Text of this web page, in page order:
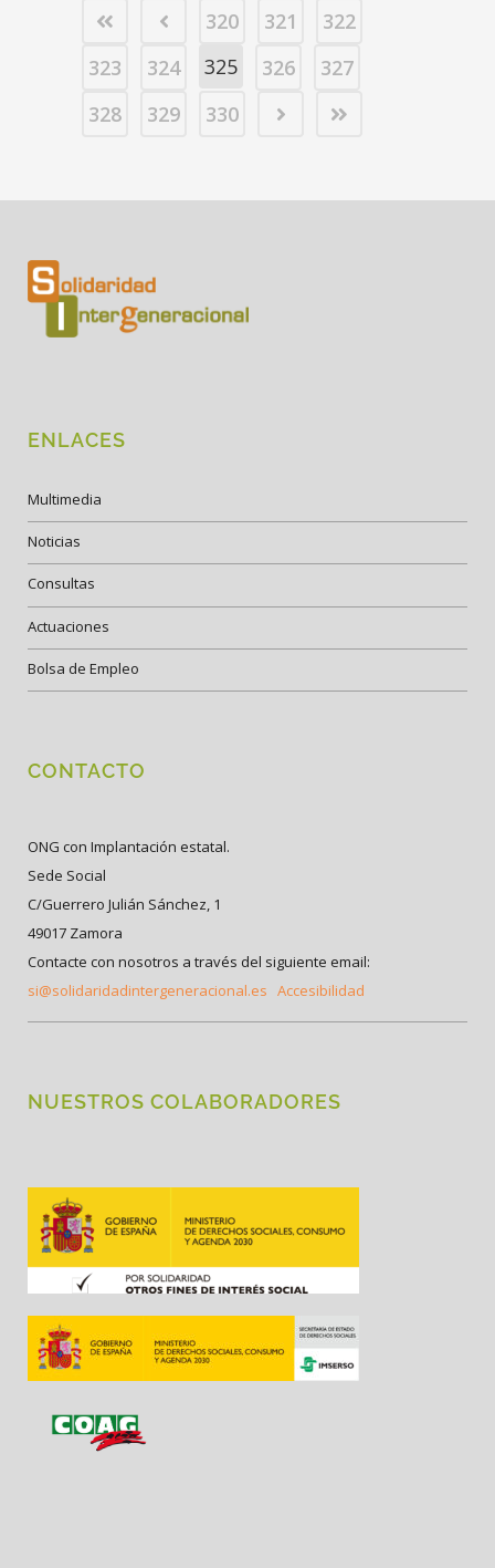
320 321
322
323
324 325 326
327
328
329 330
ENLACES
Multimedia
Noticias
Consultas
Actuaciones
Bolsa de Empleo
CONTACTO
ONG con Implantación estatal.
Sede Social
C/Guerrero Julián Sánchez, 1
49017 Zamora
Contacte con nosotros a través del siguiente email:
si@solidaridadintergeneracional.es Accesibilidad
NUESTROS COLABORADORES